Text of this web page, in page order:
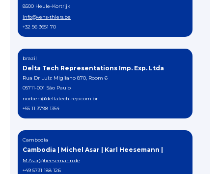
8500 Heule-Kortrijk
info@vens-thiers.be
+32 56 3651 70
brazil
Delta Tech Representations Imp. Exp. Ltda
Rua Dr Luiz Migliano 870, Room 6
05711-001 São Paulo
norbert@deltatech-rep.com.br
+55 11 3798 1354
Cambodia
Cambodia | Michel Asar | Karl Heesemann |
M.Asar@heesemann.de
+49 5731 188 126